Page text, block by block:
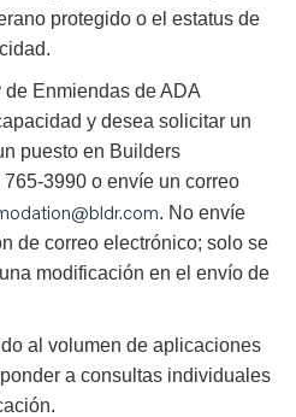
protegido o el estatus de
Enmiendas de ADA
y desea solicitar un
puesto en Builders
3990 o envíe un correo
. No envíe
de correo electrónico; solo se
modificación en el envío de
al volumen de aplicaciones
a consultas individuales